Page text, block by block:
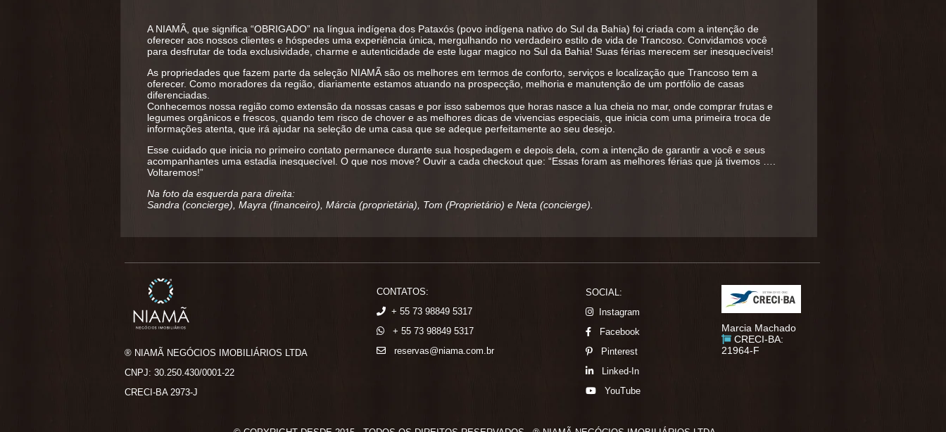
Marcia Machado
CRECI-BA:
21964-F
CONTATOS:
+ 55 73 98849 5317
+ 55 73 98849 5317
reservas@niama.com.br
® NIAMÃ NEGÓCIOS IMOBILIÁRIOS LTDA
CNPJ: 30.250.430/0001-22
CRECI-BA 2973-J
SOCIAL:
Instagram
Facebook
Pinterest
Linked-In
YouTube
A NIAMÃ, que significa “OBRIGADO” na língua indígena dos Pataxós (povo indígena nativo do Sul da Bahia) foi criada com a intenção de
oferecer aos nossos clientes e hóspedes uma experiência única, mergulhando no verdadeiro estilo de vida de Trancoso. Convidamos você
para desfrutar de toda exclusividade, charme e autenticidade de este lugar magico no Sul da Bahia! Suas férias merecem ser inesquecíveis!
As propriedades que fazem parte da seleção NIAMÃ são os melhores em termos de conforto, serviços e localização que Trancoso tem a
oferecer. Como moradores da região, diariamente estamos atuando na prospecção, melhoria e manutenção de um portfólio de casas
diferenciadas.
Conhecemos nossa região como extensão da nossas casas e por isso sabemos que horas nasce a lua cheia no mar, onde comprar frutas e
legumes orgânicos e frescos, quando tem risco de chover e as melhores dicas de vivencias especiais, que inicia com uma primeira troca de
informações atenta, que irá ajudar na seleção de uma casa que se adeque perfeitamente ao seu desejo.
Esse cuidado que inicia no primeiro contato permanece durante sua hospedagem e depois dela, com a intenção de garantir a você e seus
acompanhantes uma estadia inesquecível. O que nos move? Ouvir a cada checkout que: “Essas foram as melhores férias que já tivemos ….
Voltaremos!”
Na foto da esquerda para direita:
Sandra (concierge), Mayra (financeiro), Márcia (proprietária), Tom (Proprietário) e Neta (concierge).